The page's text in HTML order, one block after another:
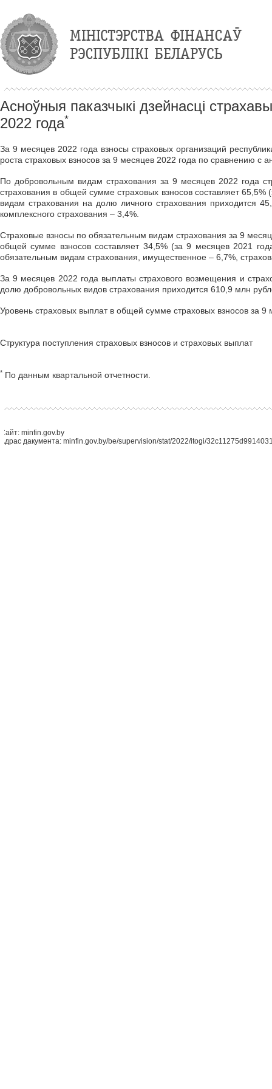
Асноўныя паказчыкі дзейнасці
2022 года*
За 9 месяцев 2022 года взносы страховых организаций
роста страховых взносов за 9 месяцев 2022 года по сравнению с
По добровольным видам страхования за 9 месяцев 2022 года
страхования в общей сумме страховых взносов составляет
видам страхования на долю личного страхования приходится
комплексного страхования – 3,4%.
Страховые взносы по обязательным видам страхования за 9
общей сумме взносов составляет 34,5% (за 9 месяцев 2021
обязательным видам страхования, имущественное – 6,7%,
За 9 месяцев 2022 года выплаты страхового возмещения и
долю добровольных видов страхования приходится 610,9 млн
Уровень страховых выплат в общей сумме страховых взносов за
Структура поступления страховых взносов и страховых выплат
* По данным квартальной отчетности.
Сайт: minfin.gov.by
Адрас дакумента: minfin.gov.by/be/supervision/stat/2022/itogi/